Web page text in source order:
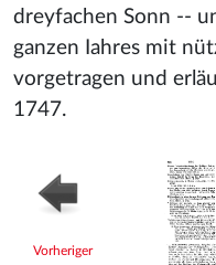
dreyfachen Sonn --
ganzen Iahres mit
vorgetragen und
1747.
Vorheriger